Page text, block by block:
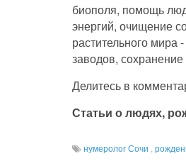
биополя, помощь
энергий, очищение
растительного мира
заводов,
Делитесь в
Статьи о людях,
нумеролог Сочи